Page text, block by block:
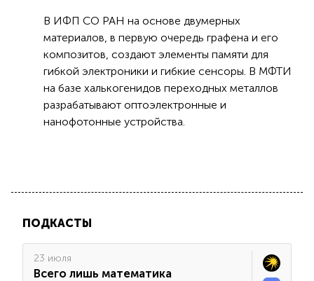
В ИФП СО РАН на основе двумерных
материалов, в первую очередь графена и его
композитов, создают элементы памяти для
гибкой электроники и гибкие сенсоры. В МФТИ
на базе халькогенидов переходных металлов
разрабатывают оптоэлектронные и
нанофотонные устройства.
ПОДКАСТЫ
23 июля
Всего лишь математика